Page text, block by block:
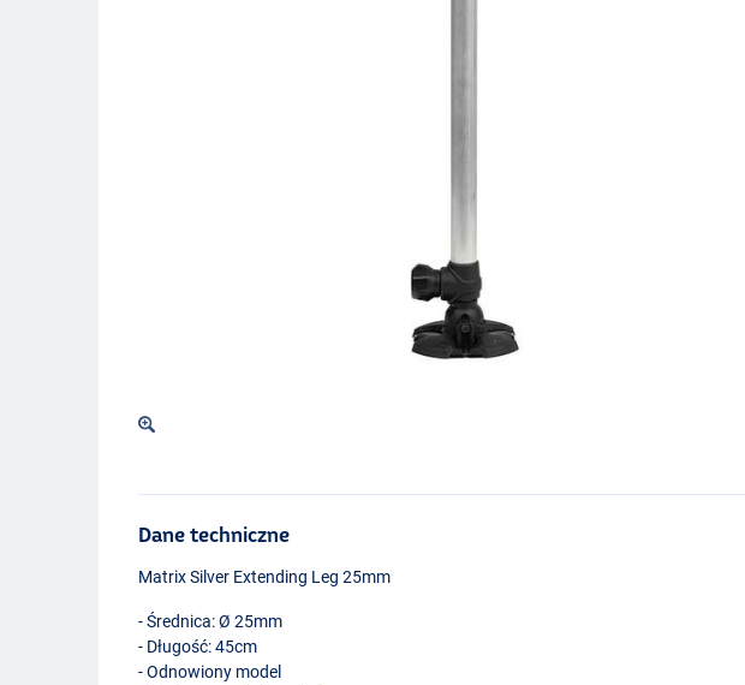
Dane techniczne
Matrix Silver Extending Leg 25mm
- Średnica: Ø 25mm
- Długość: 45cm
- Odnowiony model